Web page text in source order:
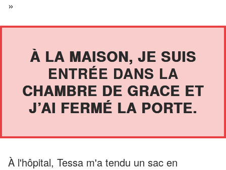
»
À LA MAISON, JE SUIS
ENTRÉE DANS LA
CHAMBRE DE GRACE ET
J’AI FERMÉ LA PORTE.
À l'hôpital, Tessa m'a tendu un sac en